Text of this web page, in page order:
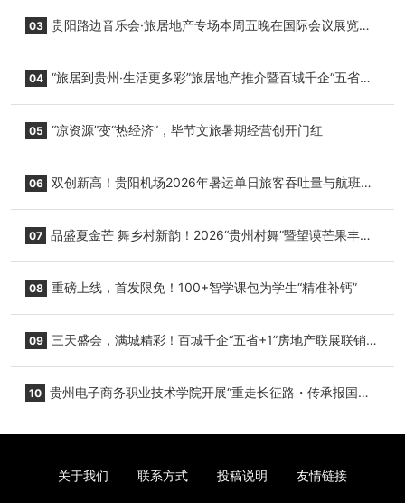
03 贵阳路边音乐会·旅居地产专场本周五晚在国际会议展览中
04 “旅居到贵州·生活更多彩”旅居地产推介暨百城千企“五省
05 “凉资源”变“热经济”，毕节文旅暑期经营创开门红
06 双创新高！贵阳机场2026年暑运单日旅客吞吐量与航班起
07 品盛夏金芒 舞乡村新韵！2026“贵州村舞”暨望谟芒果丰收
08 重磅上线，首发限免！100+智学课包为学生“精准补钙”
09 三天盛会，满城精彩！百城千企“五省+1”房地产联展联销活
10 贵州电子商务职业技术学院开展“重走长征路・传承报国
关于我们 联系方式 投稿说明 友情链接